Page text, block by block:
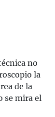
no
la
de la
se mira el